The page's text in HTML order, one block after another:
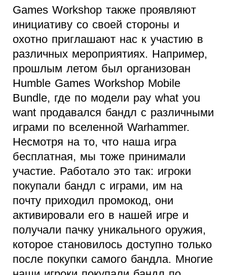
Games Workshop также проявляют
инициативу со своей стороны и
охотно приглашают нас к участию в
различных мероприятиях. Например,
прошлым летом был организован
Humble Games Workshop Mobile
Bundle, где по модели pay what you
want продавался бандл с различными
играми по вселенной Warhammer.
Несмотря на то, что наша игра
бесплатная, мы тоже принимали
участие. Работало это так: игроки
покупали бандл с играми, им на
почту приходил промокод, они
активировали его в нашей игре и
получали пачку уникального оружия,
которое становилось доступно только
после покупки самого бандла. Многие